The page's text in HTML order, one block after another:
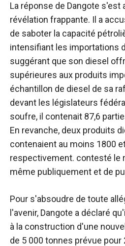
La réponse de Dangote s'est
révélation frappante. Il a
de saboter la capacité
intensifiant les importations
suggérant que son diesel
supérieures aux produits
échantillon de diesel de sa
devant les législateurs
soufre, il contenait 87,6
En revanche, deux produits
contenaient au moins 1800
respectivement. contesté le
même publiquement et de
Pour s'absoudre de toute
l'avenir, Dangote a déclaré
à la construction d'une
de 5 000 tonnes prévue pour